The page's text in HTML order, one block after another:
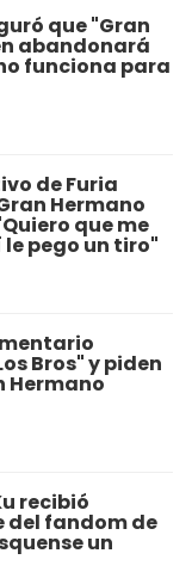
que "Gran
abandonará
funciona para
de Furia
Hermano
que me
pego un tiro"
Bros" y piden
Hermano
recibió
del fandom de
un